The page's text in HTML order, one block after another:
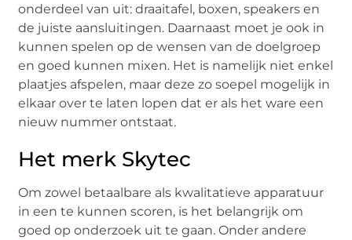
onderdeel van uit: draaitafel, boxen, speakers en
de juiste aansluitingen. Daarnaast moet je ook in
kunnen spelen op de wensen van de doelgroep
en goed kunnen mixen. Het is namelijk niet enkel
plaatjes afspelen, maar deze zo soepel mogelijk in
elkaar over te laten lopen dat er als het ware een
nieuw nummer ontstaat.
Het merk Skytec
Om zowel betaalbare als kwalitatieve apparatuur
in een te kunnen scoren, is het belangrijk om
goed op onderzoek uit te gaan. Onder andere